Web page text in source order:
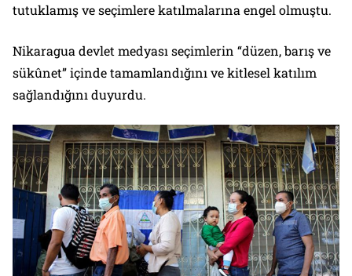
tutuklamış ve seçimlere katılmalarına engel olmuştu.
Nikaragua devlet medyası seçimlerin “düzen, barış ve
sükûnet” içinde tamamlandığını ve kitlesel katılım
sağlandığını duyurdu.